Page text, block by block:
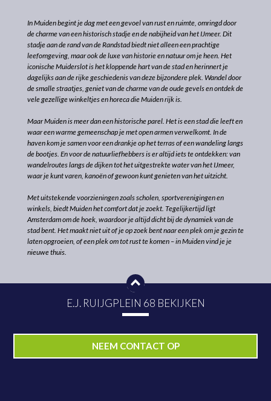
In Muiden begint je dag met een gevoel van rust en ruimte, omringd door
de charme van een historisch stadje en de nabijheid van het IJmeer. Dit
stadje aan de rand van de Randstad biedt niet alleen een prachtige
leefomgeving, maar ook de luxe van historie en natuur om je heen. Het
iconische Muiderslot is het kloppende hart van de stad en herinnert je
dagelijks aan de rijke geschiedenis van deze bijzondere plek. Wandel door
de smalle straatjes, geniet van de charme van de oude gevels en ontdek de
vele gezellige winkeltjes en horeca die Muiden rijk is.
Maar Muiden is meer dan een historische parel. Het is een stad die leeft en
waar een warme gemeenschap je met open armen verwelkomt. In de
haven kom je samen voor een drankje op het terras of een wandeling langs
de bootjes. En voor de natuurliefhebbers is er altijd iets te ontdekken: van
wandelroutes langs de dijken tot het uitgestrekte water van het IJmeer,
waar je kunt varen, kanoën of gewoon kunt genieten van het uitzicht.
Met uitstekende voorzieningen zoals scholen, sportverenigingen en
winkels, biedt Muiden het comfort dat je zoekt. Tegelijkertijd ligt
Amsterdam om de hoek, waardoor je altijd dicht bij de dynamiek van de
stad bent. Het maakt niet uit of je op zoek bent naar een plek om je gezin te
laten opgroeien, of een plek om tot rust te komen – in Muiden vind je je
nieuwe thuis.
E.J. RUIJGPLEIN 68 BEKIJKEN
PLAN NU BEZICHTIGING
NEEM CONTACT OP